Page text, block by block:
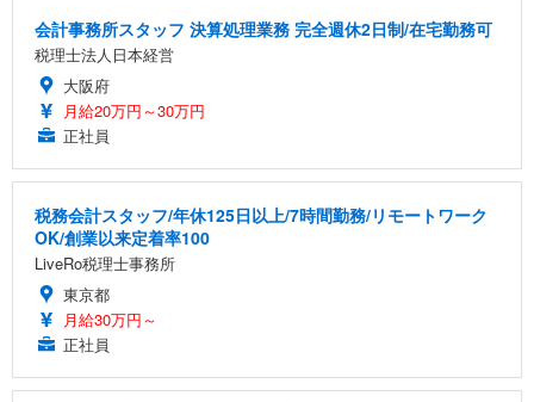
会計事務所スタッフ 決算処理業務 完全週休2日制/在宅勤務可
税理士法人日本経営
大阪府
月給20万円～30万円
正社員
税務会計スタッフ/年休125日以上/7時間勤務/リモートワーク
OK/創業以来定着率100
LiveRo税理士事務所
東京都
月給30万円～
正社員